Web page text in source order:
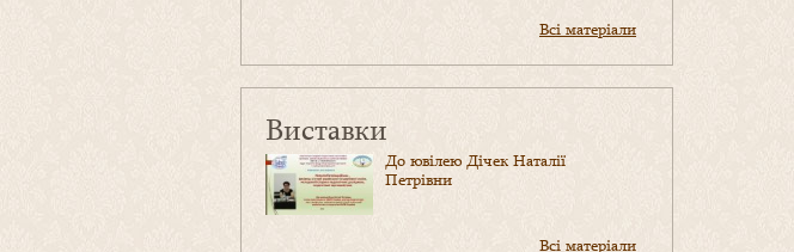
Всі матеріали
Виставки
До ювілею Дічек Наталії
Петрівни
Всі матеріали